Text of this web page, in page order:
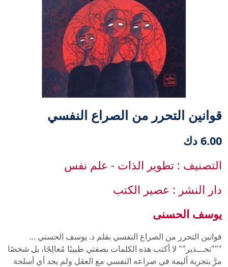
6.00 دك
التصنيف : تطوير الذات - علم نفس
دار النشر : عصير الكتب
يوسف الحسنى
قوانين التحرر من الصراع النفسي بقلم د. يوسف الحسني ...
"""تحـــذير"" لا أكتب هذه الكلمات بصفتي طبيبًا مُعالِجًا، بل شخصًا
مرَّ بتجربة أليمة في صراعه النفسي مع العقل ولم يجد أي أسلحة